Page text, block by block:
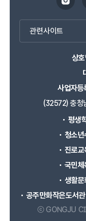
관련사이트
상
사업자등
(32572) 충청
평생
청소
진로교
국민체
생활문
공주만화작은도서관
ⓒ GONGJU